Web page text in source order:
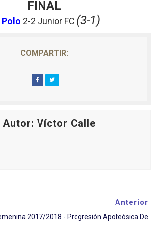
FINAL
Polo 2-2 Junior FC (3-1)
COMPARTIR:
Autor: Víctor Calle
Anterior
2017/2018 - Progresión Apoteósica De